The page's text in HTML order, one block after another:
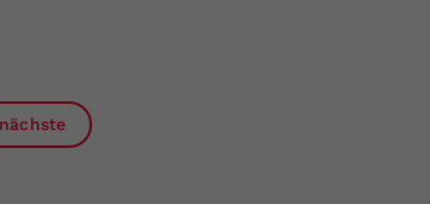
nächste